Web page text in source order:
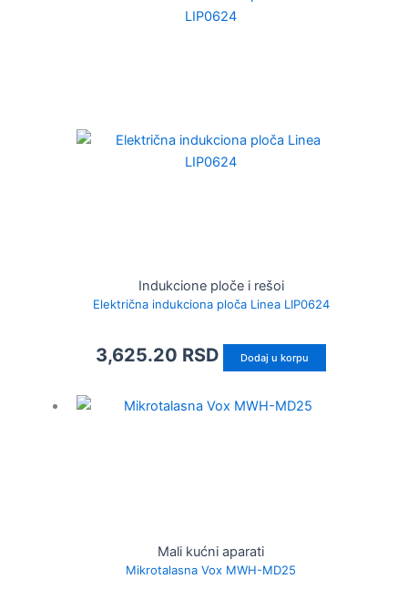
Indukcione ploče i rešoi
Električna indukciona ploča Linea LIP0624
3,625.20 RSD Dodaj u korpu
Mali kućni aparati
Mikrotalasna Vox MWH-MD25